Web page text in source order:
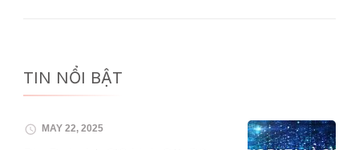
TIN NỔI BẬT
MAY 22, 2025